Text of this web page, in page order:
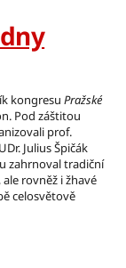
kongresu Pražské
Pod záštitou
prof.
Julius Špičák
zahrnoval tradiční
rovněž i žhavé
celosvětově